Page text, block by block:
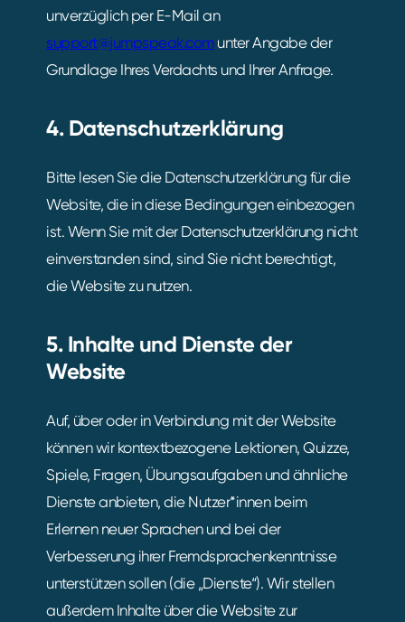
unverzüglich per E-Mail an
support@jumpspeak.comunter Angabe der
Grundlage Ihres Verdachts und Ihrer Anfrage.
4. Datenschutzerklärung
Bitte lesen Sie die Datenschutzerklärung für die
Website, die in diese Bedingungen einbezogen
ist. Wenn Sie mit der Datenschutzerklärung nicht
einverstanden sind, sind Sie nicht berechtigt,
die Website zu nutzen.
5. Inhalte und Dienste der
Website
Auf, über oder in Verbindung mit der Website
können wir kontextbezogene Lektionen, Quizze,
Spiele, Fragen, Übungsaufgaben und ähnliche
Dienste anbieten, die Nutzer*innen beim
Erlernen neuer Sprachen und bei der
Verbesserung ihrer Fremdsprachenkenntnisse
unterstützen sollen (die „Dienste“). Wir stellen
außerdem Inhalte über die Website zur